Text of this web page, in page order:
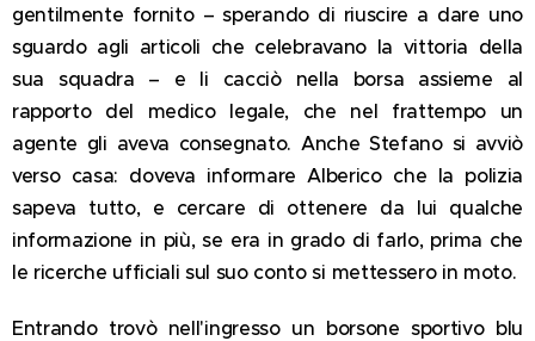
gentilmente fornito – sperando di riuscire a dare uno
sguardo agli articoli che celebravano la vittoria della
sua squadra – e li cacciò nella borsa assieme al
rapporto del medico legale, che nel frattempo un
agente gli aveva consegnato. Anche Stefano si avviò
verso casa: doveva informare Alberico che la polizia
sapeva tutto, e cercare di ottenere da lui qualche
informazione in più, se era in grado di farlo, prima che
le ricerche ufficiali sul suo conto si mettessero in moto.
Entrando trovò nell'ingresso un borsone sportivo blu